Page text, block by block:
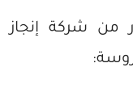
من شركة إنجاز